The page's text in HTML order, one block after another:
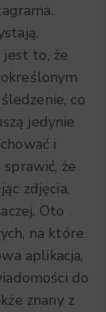
jest to, że
co
jedynie
i
że
zdjęcia,
Oto
na które
aplikacja,
do
znany z